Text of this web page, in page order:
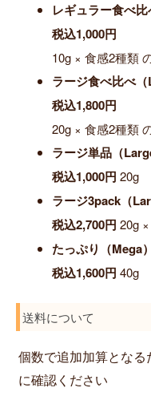
レギュラー食べ
税込1,000円
10g × 食感2種類
ラージ食べ比べ（
税込1,800円
20g × 食感2種類
ラージ単品（
税込1,000円 20g
ラージ3pack（
税込2,700円 20g
たっぷり（Mega）
税込1,600円 40g
送料について
個数で追加加算とな
に確認ください